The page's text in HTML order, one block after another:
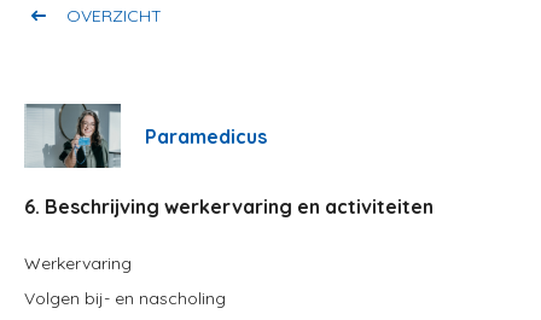
gaan
OVERZICHT
Paramedicus
6. Beschrijving werkervaring en activiteiten
Werkervaring
Volgen bij- en nascholing